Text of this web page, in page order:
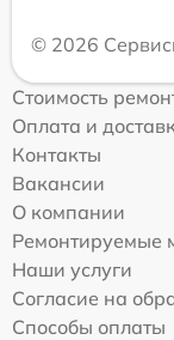
© 2026
Стоимость
Оплата и
Контакты
Вакансии
О компании
Ремонтируемые
Наши услуги
Согласие на
Способы оплаты